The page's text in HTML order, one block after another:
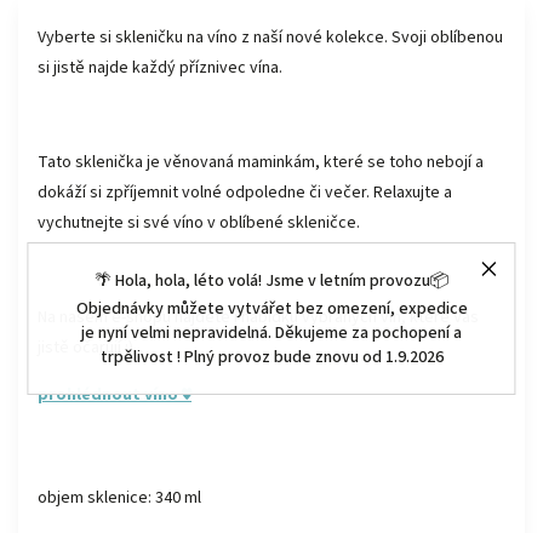
🌴 Hola, hola, léto volá! Jsme v letním provozu📦
Objednávky můžete vytvářet bez omezení, expedice
je nyní velmi nepravidelná. Děkujeme za pochopení a
trpělivost ! Plný provoz bude znovu od 1.9.2026
Vyberte si skleničku na víno z naší nové kolekce. Svoji oblíbenou
si jistě najde každý příznivec vína.
Tato sklenička je věnovaná maminkám, které se toho nebojí a
dokáží si zpříjemnit volné odpoledne či večer. Relaxujte a
vychutnejte si své víno v oblíbené skleničce.
Na našem e-shopu najdete i nabídku vybraných vín, které Vás
jistě očarují :)
prohlédnout víno ♥
objem sklenice: 340 ml